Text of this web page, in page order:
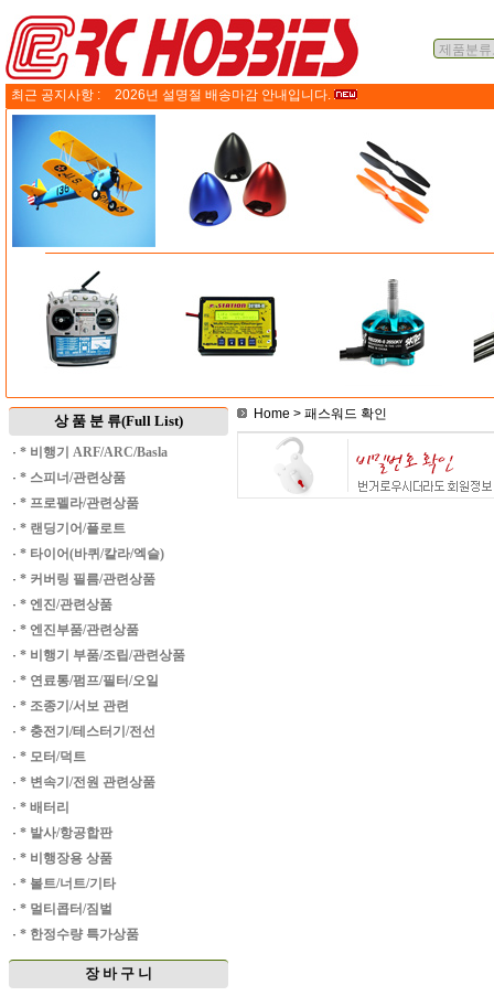
최근 공지사항 : 2026년 설명절 배송마감 안내입니다.
상 품 분 류(Full List)
· * 비행기 ARF/ARC/Basla
· * 스피너/관련상품
· * 프로펠라/관련상품
· * 랜딩기어/플로트
· * 타이어(바퀴/칼라/엑슬)
· * 커버링 필름/관련상품
· * 엔진/관련상품
· * 엔진부품/관련상품
· * 비행기 부품/조립/관련상품
· * 연료통/펌프/필터/오일
· * 조종기/서보 관련
· * 충전기/테스터기/전선
· * 모터/덕트
· * 변속기/전원 관련상품
· * 배터리
· * 발사/항공합판
· * 비행장용 상품
· * 볼트/너트/기타
· * 멀티콥터/짐벌
· * 한정수량 특가상품
장 바 구 니
Home > 패스워드 확인